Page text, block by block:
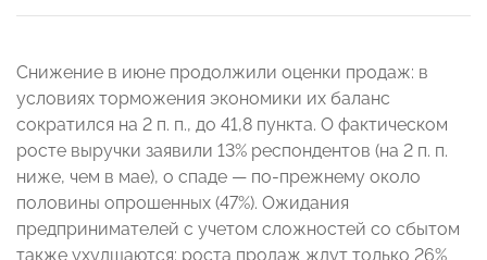
Снижение в июне продолжили оценки продаж: в
условиях торможения экономики их баланс
сократился на 2 п. п., до 41,8 пункта. О фактическом
росте выручки заявили 13% респондентов (на 2 п. п.
ниже, чем в мае), о спаде — по-прежнему около
половины опрошенных (47%). Ожидания
предпринимателей с учетом сложностей со сбытом
также ухудшаются: роста продаж ждут только 26%